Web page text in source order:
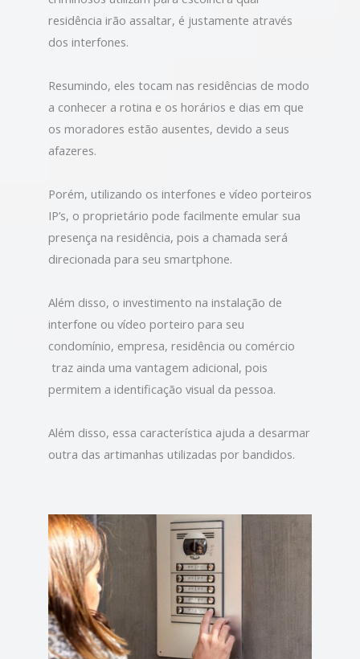
residência irão assaltar, é justamente através
dos interfones.
Resumindo, eles tocam nas residências de modo
a conhecer a rotina e os horários e dias em que
os moradores estão ausentes, devido a seus
afazeres.
Porém, utilizando os interfones e vídeo porteiros
IP’s, o proprietário pode facilmente emular sua
presença na residência, pois a chamada será
direcionada para seu smartphone.
Além disso, o investimento na instalação de
interfone ou vídeo porteiro para seu
condomínio, empresa, residência ou comércio
traz ainda uma vantagem adicional, pois
permitem a identificação visual da pessoa.
Além disso, essa característica ajuda a desarmar
outra das artimanhas utilizadas por bandidos.